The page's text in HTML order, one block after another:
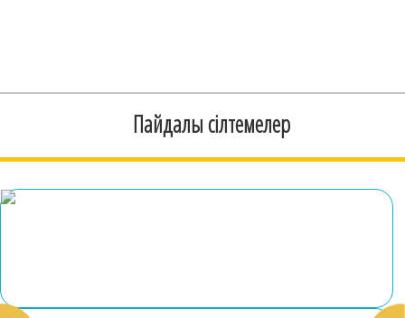
Пайдалы сілтемелер